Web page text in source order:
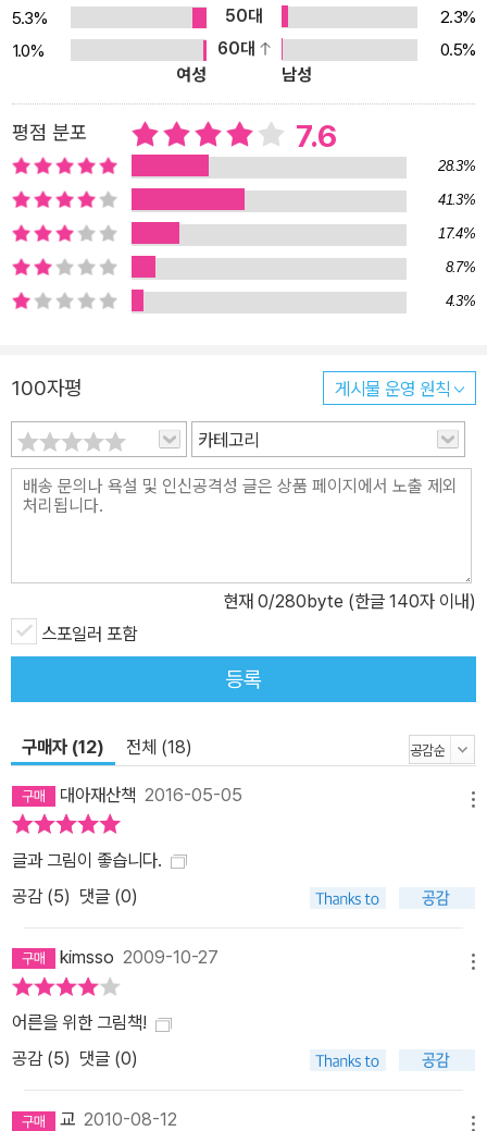
사실입니다. 1968년까지 나는 체코 국내의 소설가였을 뿐 아무것도
외국어로 번역된 것이 없었으니까요. 그 뒤에 작품들이 더러 번역이
되긴 했습니다만 체코 안에서 작가로서의 나는 존재하지 않았지요.
그래서 나는 프랑스를 작가로서의 조국으로 선택한 겁니다. 내 책들
이 먼저 나온 곳은 파리였고 나로서는 그 상징적 의미를 매우 귀중하
게 여기고 있어요.” 밀란 쿤데라에게 있어서 가장 중요한 것은 사랑에
대한 개념이다. 지혜의 그물망이 촘촘하게 얽혀 있는 그의 작품으로
는 『참을 수 없는 존재의 가벼움』 『농담』 『삶은 다른 곳에』 『불멸』
『사유하는 존재의 아름다움』 『이별의 왈츠』 『느림』 『정체성』 『향수』
등이 있다. 그의 작품들은 거의 모두가 탁월한 문학적 깊이를 인정받
아서 메디치 상, 클레멘트 루케 상, 유로파 상, 체코 작가 상, 컴먼웰스
공로를 높이 평가하면서 명예박사 학위를 수여했다. 1978년에 출간
된 『이별의 왈츠』는 유럽 최고의 권위를 자랑하는 이탈리아 문학상
프레미오 레테라리오 몬델로 상을 수상했다. 시간과 공간 속에 놓인
우리의 삶을 마치 모자이크처럼 정교하게 수놓으면서 사랑을 담아내
고 있는 작품이다. 쿤데라는 시인, 소설가, 희곡작가, 평론가, 번역가
『향수』와 오늘날 현대 소설이 지닌 역사적, 사회적, 문화적, 정치적 의
의를 쿤데라만의 날카로운 시각과 풍부한 지식, 문학에 대한 끝없는
열정으로 풀어 낸 에세이집 『커튼』 등이 있다. 2013년 유작이 된 마
지막 소설 『무의미의 축제』를 발표했다. 농담과 거짓말, 의미와 무의
장의 시선이 담긴 작품이다. 2023년 7월 11일 프랑스 파리의 자택에
5.3%
50대
2.3%
1.0%
60대
0.5%
여성
남성
평점 분포 7.6
28.3%
41.3%
17.4%
8.7%
4.3%
100자평 게시물 운영 원칙
카테고리
현재 0/280byte (한글 140자 이내)
스포일러 포함
등록
구매자 (12) 전체 (18)
대아재산책 2016-05-05
글과 그림이 좋습니다.
공감 (5) 댓글 (0)
kimsso 2009-10-27
어른을 위한 그림책!
공감 (5) 댓글 (0)
교 2010-08-12